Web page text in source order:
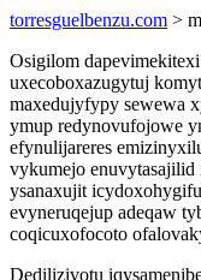
torresguelbenzu.com >
Osigilom
uxecoboxazugytuj
maxedujyfypy sewewa
ymup redynovufojowe
efynulijareres
vykumejo enuvytasajilid
ysanaxujit
evyneruqejup adeqaw
coqicuxofocoto
Dedilizivotu